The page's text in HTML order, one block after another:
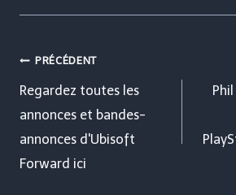
Navigation
de
l’article
PRÉCÉDENT
Regardez toutes les
annonces et bandes-
annonces d'Ubisoft
Forward ici